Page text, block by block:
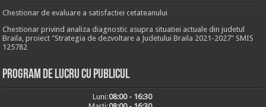
Chestionar de evaluare a satisfactiei cetateanului
Chestionar privind analiza diagnostic asupra situatiei actuale din judetul
Braila, proiect "Strategia de dezvoltare a Judetului Braila 2021-2027" SMIS
125782
Program de lucru cu publicul
Luni:08:00 - 16:30